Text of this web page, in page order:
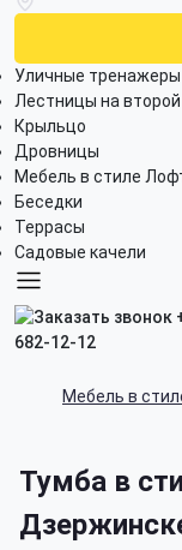
Уличные
Лестницы на
Крыльцо
Дровницы
Мебель в стиле
Беседки
Террасы
Садовые качели
682-12-12
Мебель в
Тумба в